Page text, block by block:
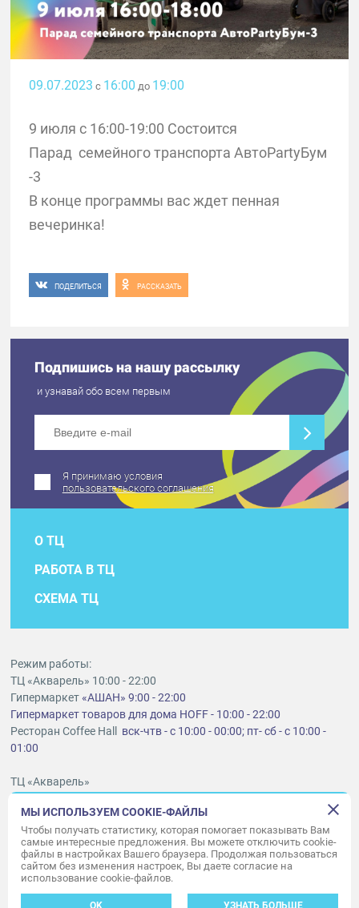
09.07.2023 с 16:00 до 19:00
9 июля с 16:00-19:00 Состоится
Парад семейного транспорта АвтоPartyБум
-3
В конце программы вас ждет пенная
вечеринка!
ПОДЕЛИТЬСЯ РАССКАЗАТЬ
Подпишись на нашу рассылку
и узнавай обо всем первым
Я принимаю условия
пользовательского соглашения
О ТЦ
РАБОТА В ТЦ
СХЕМА ТЦ
Режим работы:
ТЦ «Акварель» 10:00 - 22:00
Гипермаркет«АШАН» 9:00 - 22:00
Гипермаркет товаров для дома HOFF - 10:00 - 22:00
Ресторан Coffee Hall вск-чтв - с 10:00 - 00:00; пт- сб - с 10:00 -
01:00
ТЦ «Акварель»
lt@aquarelle-centre.ru
ООО «Акварель»
© «Акварель» 2010–2026. Все права защищены.
Дизайн концепция сайта —
Адаптивный дизайн и программирование —34 ВЕБ
МЫ ИСПОЛЬЗУЕМ COOKIE-ФАЙЛЫ
Чтобы получать статистику, которая помогает показывать Вам
самые интересные предложения. Вы можете отключить cookie-
файлы в настройках Вашего браузера. Продолжая пользоваться
сайтом без изменения настроек, Вы даете согласие на
использование cookie-файлов.
OK УЗНАТЬ БОЛЬШЕ